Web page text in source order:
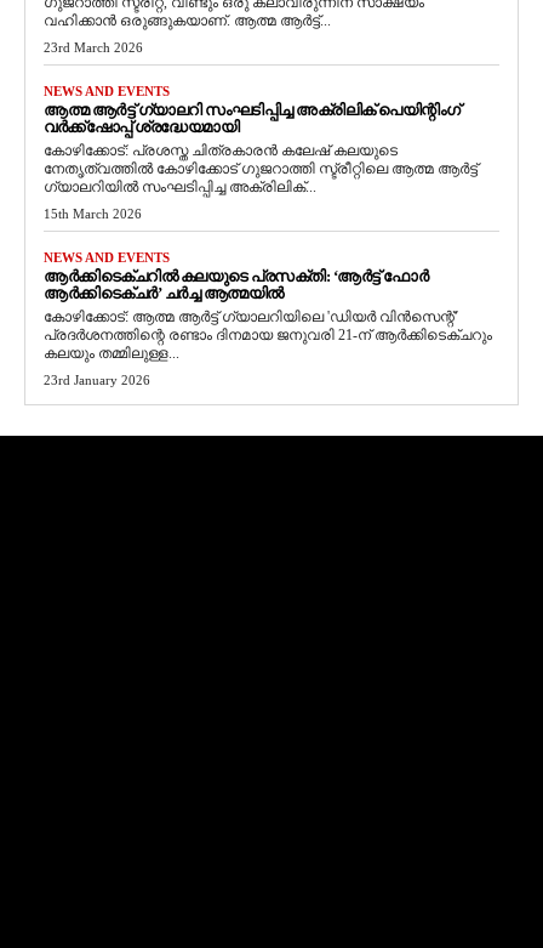
വഹിക്കാൻ ഒരുങ്ങുകയാണ്. ആത്മ ആർട്ട്...
23rd March 2026
NEWS AND EVENTS
ആത്മ ആർട്ട് ഗ്യാലറി സംഘടിപ്പിച്ച അക്രിലിക് പെയിന്റിംഗ്
വർക്ക്‌ഷോപ്പ് ശ്രദ്ധേയമായി
കോഴിക്കോട്: പ്രശസ്ത ചിത്രകാരൻ കലേഷ് കലയുടെ
നേതൃത്വത്തിൽ കോഴിക്കോട് ഗുജറാത്തി സ്ട്രീറ്റിലെ ആത്മ ആർട്ട്
ഗ്യാലറിയിൽ സംഘടിപ്പിച്ച അക്രിലിക്...
15th March 2026
NEWS AND EVENTS
ആർക്കിടെക്ചറിൽ കലയുടെ പ്രസക്തി: ‘ആർട്ട് ഫോർ
ആർക്കിടെക്ചർ’ ചർച്ച ആത്മയിൽ
​കോഴിക്കോട്: ആത്മ ആർട്ട് ഗ്യാലറിയിലെ 'ഡിയർ വിൻസെന്റ്'
പ്രദർശനത്തിന്റെ രണ്ടാം ദിനമായ ജനുവരി 21-ന് ആർക്കിടെക്ചറും
കലയും തമ്മിലുള്ള...
23rd January 2026